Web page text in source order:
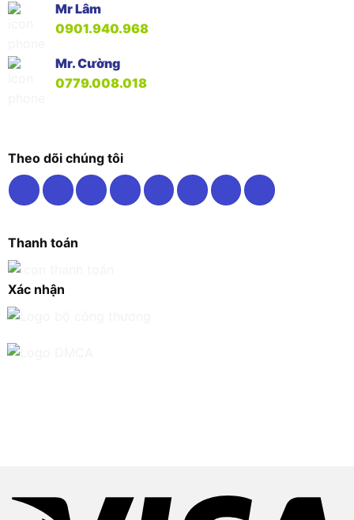
Mr Lâm
0901.940.968
Mr. Cường
0779.008.018
Theo dõi chúng tôi
Thanh toán
Xác nhận